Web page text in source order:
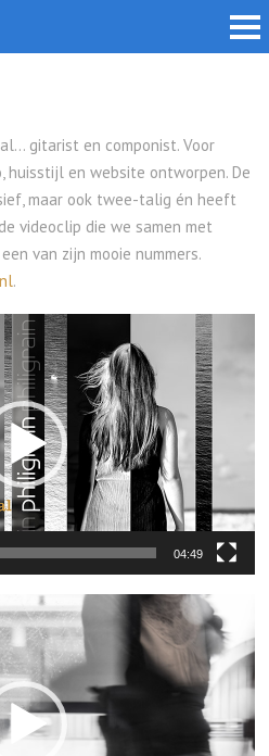
gitarist en componist. Voor
huisstijl en website ontworpen. De
maar ook twee-talig én heeft
videoclip die we samen met
van zijn mooie nummers.
.
04:49